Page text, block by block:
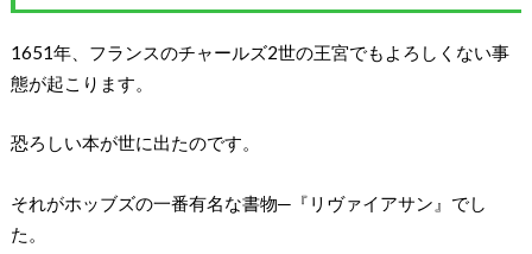
1651年、フランスのチャールズ2世の王宮でもよろしくない事
態が起こります。
恐ろしい本が世に出たのです。
それがホッブズの一番有名な書物─『リヴァイアサン』でし
た。